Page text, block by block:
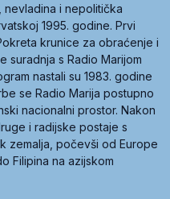
nevladina i nepolitička
1995. godine. Prvi
krunice za obraćenje i
suradnja s Radio Marijom
nastali su 1983. godine
se Radio Marija postupno
nacionalni prostor. Nakon
i radijske postaje s
zemalja, počevši od Europe
Filipina na azijskom